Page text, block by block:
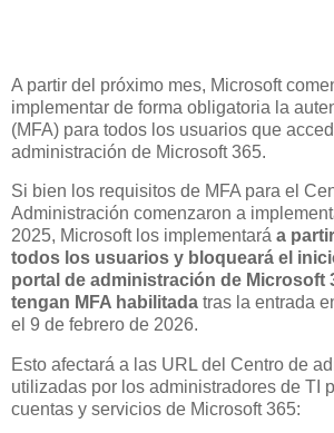
A partir del próximo mes, Microsoft
implementar de forma obligatoria la
(MFA) para todos los usuarios que
administración de Microsoft 365.
Si bien los requisitos de MFA para el
Administración comenzaron a
2025, Microsoft los implementará a
todos los usuarios y bloqueará el
portal de administración de Microsoft
tengan MFA habilitada tras la entrada
el 9 de febrero de 2026.
Esto afectará a las URL del Centro de
utilizadas por los administradores de TI
cuentas y servicios de Microsoft 365: